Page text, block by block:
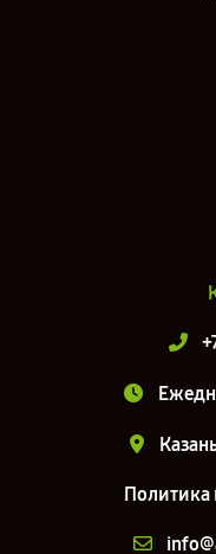
Политика